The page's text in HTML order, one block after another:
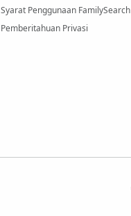
Syarat Penggunaan FamilySearch
Pemberitahuan Privasi